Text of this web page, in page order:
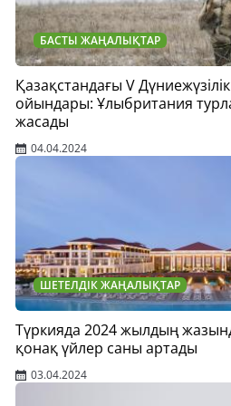
БАСТЫ ЖАҢАЛЫҚТАР
Қазақстандағы V
ойындары: Ұлыбритания
жасады
04.04.2024
ШЕТЕЛДІК ЖАҢАЛЫҚТАР
Түркияда 2024 жылдың
қонақ үйлер саны артады
03.04.2024